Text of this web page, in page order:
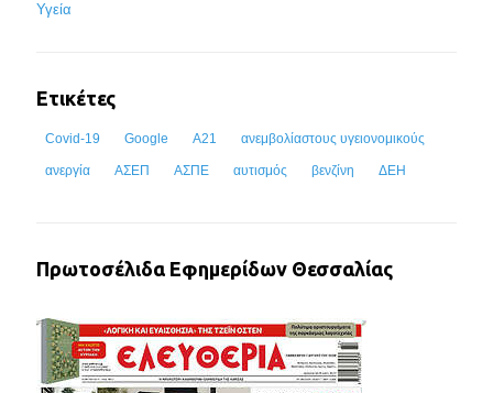
Υγεία
Ετικέτες
Covid-19 Google Α21 ανεμβολίαστους υγειονομικούς
ανεργία ΑΣΕΠ ΑΣΠΕ αυτισμός βενζίνη ΔΕΗ
Πρωτοσέλιδα Εφημερίδων Θεσσαλίας